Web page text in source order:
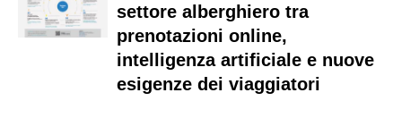
settore alberghiero tra
prenotazioni online,
intelligenza artificiale e nuove
esigenze dei viaggiatori